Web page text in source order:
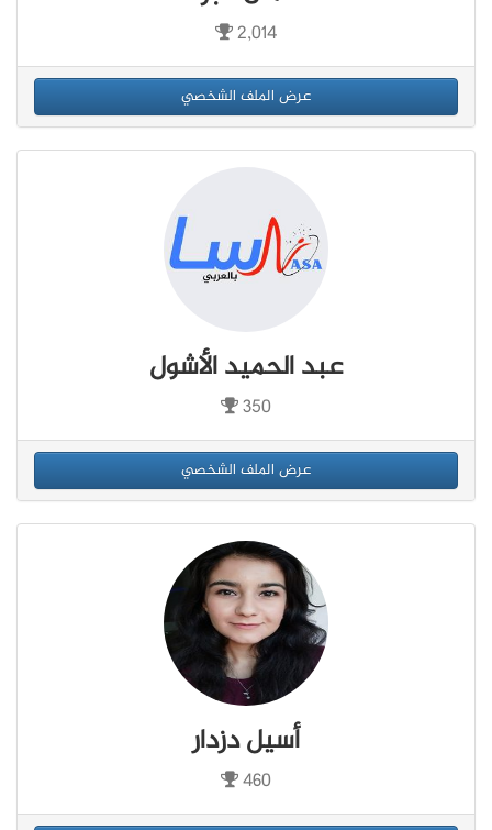
2,014
عرض الملف الشخصي
عبد الحميد الأشول
350
عرض الملف الشخصي
أسيل دزدار
460